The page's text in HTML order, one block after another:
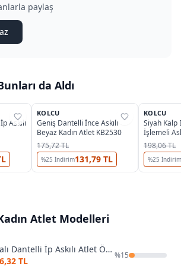
paylaş
da Aldı
Askılı
%33
KOLCU
Geniş Dantelli İnce Askılı
Beyaz Kadın Atlet KB2530
175,72 TL
%25 İndirim131,79 TL
%33
KOLCU
Siyah Kalp
İşlemeli
KB2571
198,06 TL
%25 İndirim
Atlet Modelleri
Kadın Lycralı Dantelli İp Askılı Atlet Öztaş 20002-A
TL
%15